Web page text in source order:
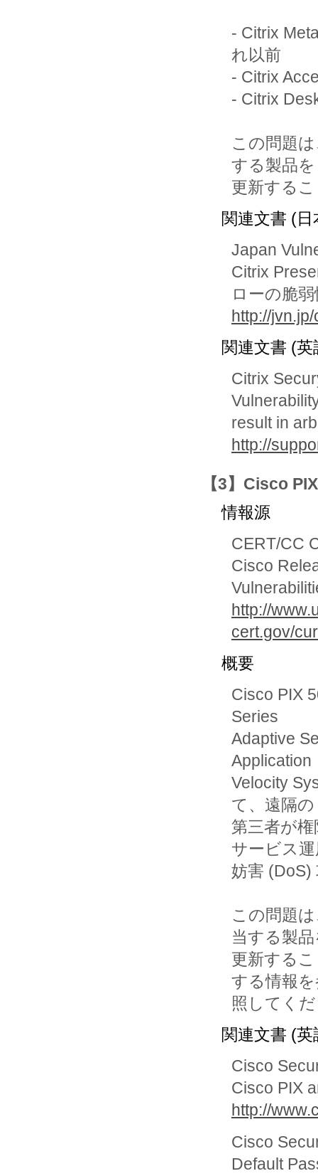
- Citrix
れ以前
- Citrix
- Citrix
この問題
する製品を
更新する
関連文書 (日
Japan
Citrix
ローの脆
http://
関連文書 (英
Citrix
result in
http://
【3】Cisco
情報源
CERT/CC
Cisco
http://
cert.gov/
概要
Cisco PIX
Series
Adaptive
Application
Velocity
て、遠隔の
第三者が
サービス
妨害 (DoS)
この問題
当する製
更新する
する情報
照してく
関連文書 (英
Cisco
Cisco PIX
http://
Cisco
Default